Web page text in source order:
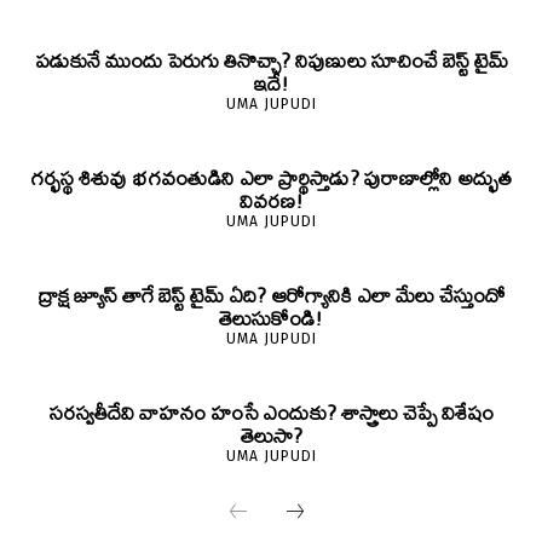
పడుకునే ముందు పెరుగు తినొచ్చా? నిపుణులు సూచించే బెస్ట్ టైమ్
ఇదే!
UMA JUPUDI
గర్భస్థ శిశువు భగవంతుడిని ఎలా ప్రార్థిస్తాడు? పురాణాల్లోని అద్భుత
వివరణ!
UMA JUPUDI
ద్రాక్ష జ్యూస్ తాగే బెస్ట్ టైమ్ ఏది? ఆరోగ్యానికి ఎలా మేలు చేస్తుందో
తెలుసుకోండి!
UMA JUPUDI
సరస్వతీదేవి వాహనం హంసే ఎందుకు? శాస్త్రాలు చెప్పే విశేషం
తెలుసా?
UMA JUPUDI